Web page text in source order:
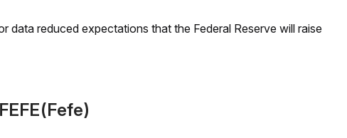
data reduced expectations that the Federal Reserve will raise